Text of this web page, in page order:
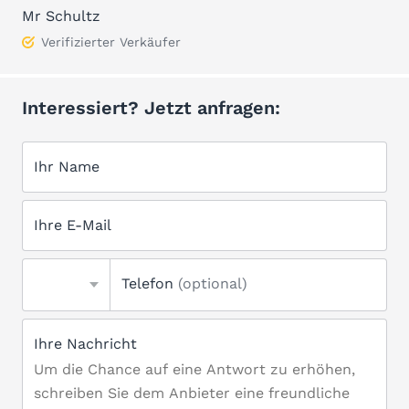
Mr Schultz
Verifizierter Verkäufer
Interessiert? Jetzt anfragen:
Ihr Name
Ihre E-Mail
Telefon (optional)
Ihre Nachricht